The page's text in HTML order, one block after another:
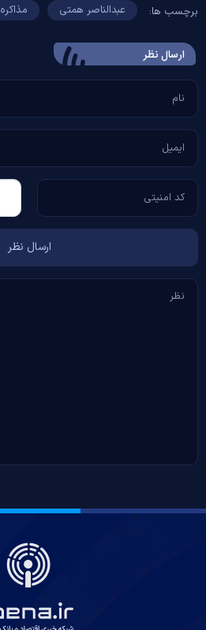
برچسب ها: عبدالناصر همتی مذاکره
ارسال‌ نظر